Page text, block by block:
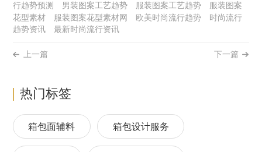
行趋势预测
男装图案工艺趋势 服装图案工艺趋势
服装图案
花型素材
服装图案花型素材网 欧美时尚流行趋势
时尚流行
趋势资讯
最新时尚流行资讯
上一篇 下一篇
热门标签
箱包面辅料 箱包设计服务